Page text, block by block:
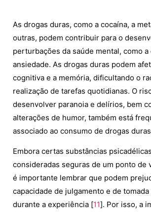
As drogas duras, como a cocaína, a
outras, podem contribuir para o
perturbações da saúde mental, como
ansiedade. As drogas duras podem
cognitiva e a memória, dificultando o
realização de tarefas quotidianas. O
desenvolver paranoia e delírios, bem
alterações de humor, também está
associado ao consumo de drogas
Embora certas substâncias
consideradas seguras de um ponto de
é importante lembrar que podem
capacidade de julgamento e de
durante a experiência [11]. Por isso, a